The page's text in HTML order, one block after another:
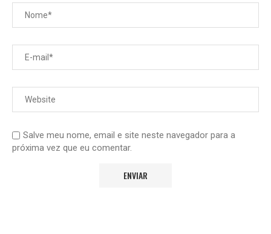
Salve meu nome, email e site neste navegador para a
próxima vez que eu comentar.